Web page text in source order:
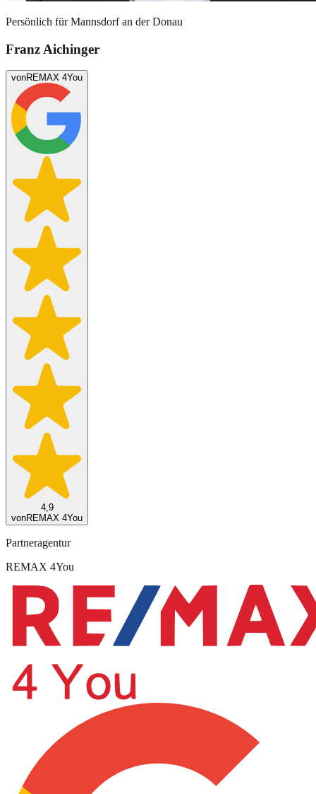
Persönlich fürMannsdorf an der Donau
Franz Aichinger
vonREMAX 4You
4,9
vonREMAX 4You
Partneragentur
REMAX 4You